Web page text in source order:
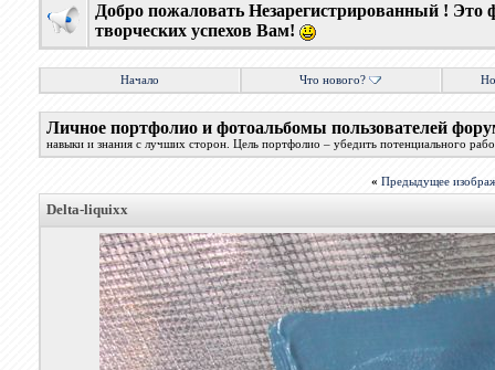
Добро пожаловать Незарегистрированный !
творческих успехов Вам!
Начало Что нового?
Личное портфолио и фотоальбомы пользователей
навыки и знания с лучших сторон. Цель портфолио – убедить потенциального
« Предыдущее
Delta-liquixx